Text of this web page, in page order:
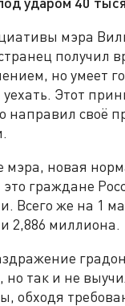
мэра
получил
но умеет
Этот
направил своё
мэра, новая
граждане
Всего же на 1
2,886 миллиона.
но так и не
обходя